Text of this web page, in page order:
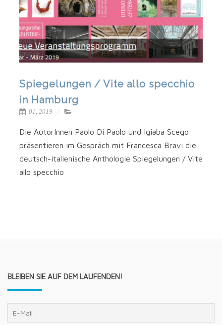
Spiegelungen / Vite allo specchio
in Hamburg
01, 2019
Die AutorIn­nen Pao­lo Di Pao­lo und Igi­a­ba Sce­go
prä­sen­tie­ren im Gespräch mit Fran­ce­s­ca Bra­vi die
deutsch-italienische Antho­lo­gie Spie­ge­lun­gen / Vite
allo specchio
BLEIBEN SIE AUF DEM LAUFENDEN!